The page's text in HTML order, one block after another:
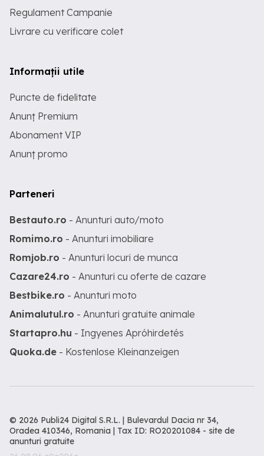
Regulament Campanie
Livrare cu verificare colet
Informații utile
Puncte de fidelitate
Anunț Premium
Abonament VIP
Anunț promo
Parteneri
Bestauto.ro - Anunturi auto/moto
Romimo.ro - Anunturi imobiliare
Romjob.ro - Anunturi locuri de munca
Cazare24.ro - Anunturi cu oferte de cazare
Bestbike.ro - Anunturi moto
Animalutul.ro - Anunturi gratuite animale
Startapro.hu - Ingyenes Apróhirdetés
Quoka.de - Kostenlose Kleinanzeigen
© 2026 Publi24 Digital S.R.L. | Bulevardul Dacia nr 34,
Oradea 410346, Romania | Tax ID: RO20201084 - site de
anunturi gratuite